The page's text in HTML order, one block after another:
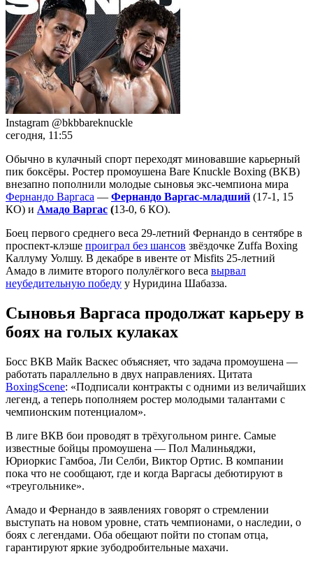
Instagram @bkbbareknuckle
сегодня, 11:55
Обычно в кулачный спорт переходят миновавшие карьерный
пик боксёры. Ростер промоушена Bare Knuckle Boxing (BKB)
внезапно пополнили молодые сыновья экс-чемпиона мира
Фернандо Варгаса — Фернандо Варгас-младший (17-1, 15
КО) и Амадо Варгас (13-0, 6 КО).
Боец первого среднего веса 29-летний Фернандо в сентябре в
проспект-клэше проиграл без шансов звёздочке Zuffa Boxing
Каллуму Уолшу. В декабре в ивенте от Misfits 25-летний
Амадо в лимите второго полулёгкого веса вырвал
неубедительную победу у Нуридина Шабазза.
Сыновья Варгаса продолжат карьеру в
боях на голых кулаках
Босс ВКВ Майк Васкес объясняет, что задача промоушена —
работать параллельно в двух направлениях. Цитата
BoxingScene: «Подписали контракты с одними из величайших
легенд, а теперь пополняем ростер молодыми талантами с
чемпионским потенциалом».
В лиге ВКВ бои проводят в трёхугольном ринге. Самые
известные бойцы промоушена — Пол Малиньяджи,
Юриоркис Гамбоа, Ли Селби, Виктор Ортис. В компании
пока что не сообщают, где и когда Варгасы дебютируют в
«треугольнике».
Амадо и Фернандо в заявлениях говорят о стремлении
выступать на новом уровне, стать чемпионами, о наследии, о
боях с легендами. Оба обещают пойти по стопам отца,
гарантируют яркие зубодробительные махачи.